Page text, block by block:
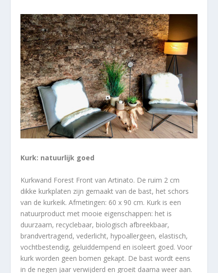
Kurk: natuurlijk goed
Kurkwand Forest Front van Artinato. De ruim 2 cm
dikke kurkplaten zijn gemaakt van de bast, het schors
van de kurkeik. Afmetingen: 60 x 90 cm. Kurk is een
natuurproduct met mooie eigenschappen: het is
duurzaam, recyclebaar, biologisch afbreekbaar,
brandvertragend, vederlicht, hypoallergeen, elastisch,
vochtbestendig, geluiddempend en isoleert goed. Voor
kurk worden geen bomen gekapt. De bast wordt eens
in de negen jaar verwijderd en groeit daarna weer aan.